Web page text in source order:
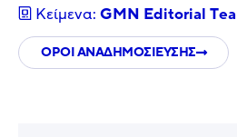
Κείμενα: GMN Editorial
ΟΡΟΙ ΑΝΑΔΗΜΟΣΙΕΥΣΗΣ